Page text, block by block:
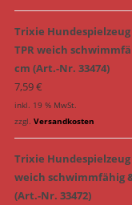
Trixie
TPR weich
cm (Art.-Nr. 33474)
7,59€
inkl. 19 % MwSt.
zzgl. Versandkosten
Trixie Hundespielzeug
weich schwimmfähig
(Art.-Nr. 33472)